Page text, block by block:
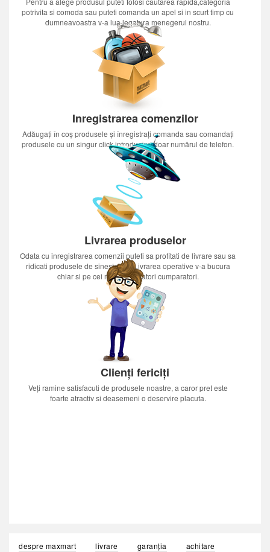
potrivita si comoda sau puteti comanda un apel si in scurt timp cu
dumneavoastra v-a lua legatura menegerul nostru.
Inregistrarea comenzilor
Adăugați în coș produsele și înregistrați comanda sau comandați
produsele cu un singur click introducînd doar numărul de telefon.
Livrarea produselor
Odata cu inregistrarea comenzii puteti sa profitati de livrare sau sa
ridicati produsele de sinestatator.Livrarea operative v-a bucura
chiar si pe cei mai nerabdatori cumparatori.
Clienți fericiți
Veți ramine satisfacuti de produsele noastre, a caror pret este
foarte atractiv si deasemeni o deservire placuta.
despre maxmart livrare garanția
achitare